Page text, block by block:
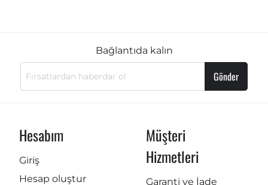
Bağlantıda kalın
Gönder
Hesabım
Giriş
Hesap oluştur
Müşteri
Hizmetleri
Garanti ve İade